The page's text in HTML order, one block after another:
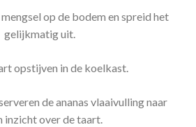
op de bodem en spreid het
gelijkmatig uit.
opstijven in de koelkast.
de ananas vlaaivulling naar
inzicht over de taart.